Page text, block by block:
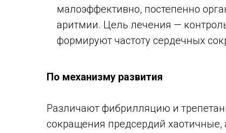
малоэффективно, постепенно
аритмии. Цель лечения —
формируют частоту сердечных
По механизму развития
Различают фибрилляцию и
сокращения предсердий